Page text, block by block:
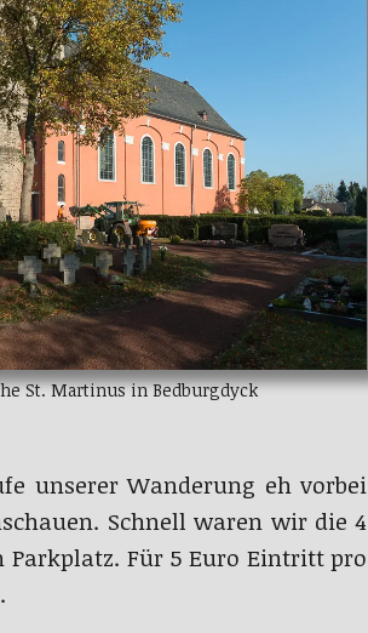
St. Martinus in Bedburgdyck
unserer Wanderung eh vorbei
Schnell waren wir die 4
Parkplatz. Für 5 Euro Eintritt pro